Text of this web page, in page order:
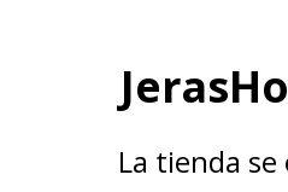
La tienda